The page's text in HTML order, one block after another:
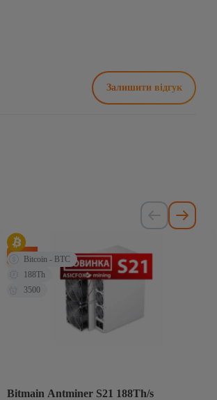
Залишити відгук
Bitmain Antminer S21 188Th/s
-71%Bitcoin - BTC
188Th
3500